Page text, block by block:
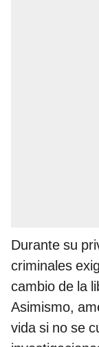
Durante su
criminales
cambio de la
Asimismo,
vida si no se